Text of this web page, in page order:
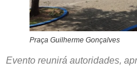
Praça Guilherme Gonçalves
Evento reunirá autoridades,